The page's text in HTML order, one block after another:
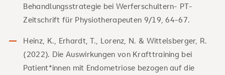
Behandlungsstrategie bei Werferschultern- PT-
Zeitschrift für Physiotherapeuten 9/19, 64-67.
Heinz, K., Erhardt, T., Lorenz, N. & Wittelsberger, R.
(2022). Die Auswirkungen von Krafttraining bei
Patient*innen mit Endometriose bezogen auf die